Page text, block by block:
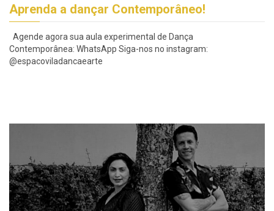
Aprenda a dançar Contemporâneo!
Agende agora sua aula experimental de Dança
Contemporânea: WhatsApp Siga-nos no instagram:
@espacoviladancaearte